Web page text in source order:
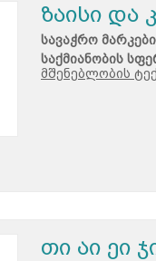
ზაისი და
სავაჭრო
საქმიანობის
მშენებლობის
თი აი ეი